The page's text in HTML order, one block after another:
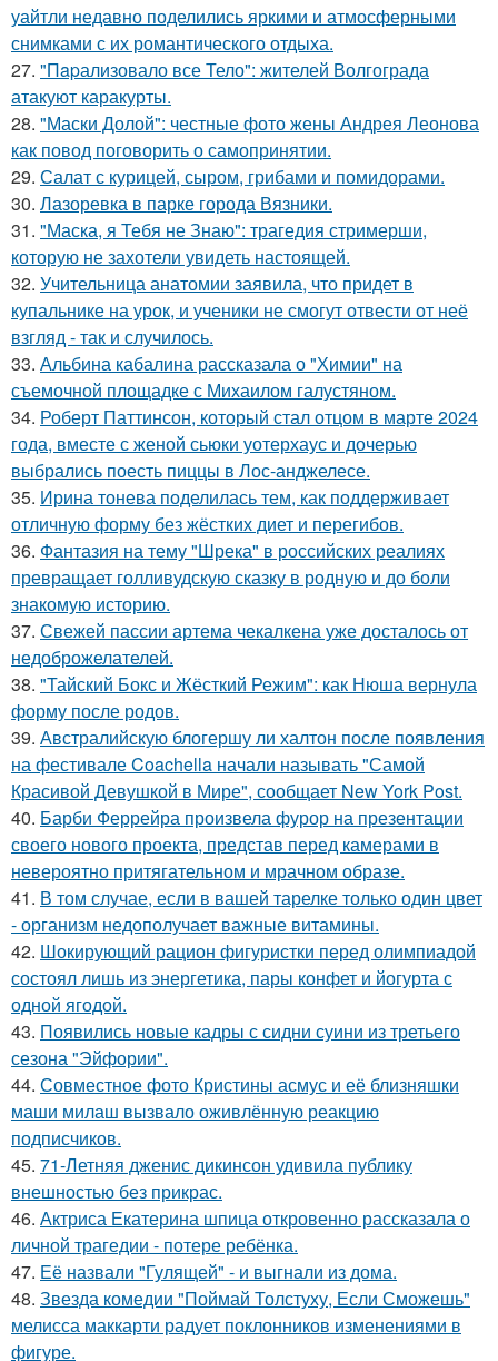
уайтли недавно поделились яркими и атмосферными
снимками с их романтического отдыха.
27. "Пapализовало все Тело": жителей Волгограда
атакуют каракурты.
28. "Маски Долой": честные фото жены Андрея Леонова
как повод поговорить о самопринятии.
29. Салат с курицей, сыром, грибами и помидорами.
30. Лазоревка в парке города Вязники.
31. "Маска, я Тебя не Знаю": трагедия стримерши,
которую не захотели увидеть настоящей.
32. Учительница анатомии заявила, что придет в
купальнике на урок, и ученики не смогут отвести от неё
взгляд - так и случилось.
33. Альбина кабалина рассказала о "Химии" на
съемочной площадке с Михаилом галустяном.
34. Роберт Паттинсон, который стал отцом в марте 2024
года, вместе с женой сьюки уотерхаус и дочерью
выбрались поесть пиццы в Лос-анджелесе.
35. Ирина тонева поделилась тем, как поддерживает
отличную форму без жёстких диет и перегибов.
36. Фантазия на тему "Шрека" в российских реалиях
превращает голливудскую сказку в родную и до боли
знакомую историю.
37. Свежей пассии артема чекалкена уже досталось от
недоброжелателей.
38. "Тайский Бокс и Жёсткий Режим": как Нюша вернула
форму после родов.
39. Австралийскую блогершу ли халтон после появления
на фестивале Coachella начали называть "Самой
Красивой Девушкой в Мире", сообщает New York Post.
40. Барби Феррейра произвела фурор на презентации
своего нового проекта, представ перед камерами в
невероятно притягательном и мрачном образе.
41. В том случае, если в вашей тарелке только один цвет
- организм недополучает важные витамины.
42. Шокирующий рацион фигуристки перед олимпиадой
состоял лишь из энергетика, пары конфет и йогурта с
одной ягодой.
43. Появились новые кадры с сидни суини из третьего
сезона "Эйфории".
44. Совместное фото Кристины асмус и её близняшки
маши милаш вызвало оживлённую реакцию
подписчиков.
45. 71-Летняя дженис дикинсон удивила публику
внешностью без прикрас.
46. Актриса Екатерина шпица откровенно рассказала о
личной трагедии - потере ребёнка.
47. Её назвали "Гулящей" - и выгнали из дома.
48. Звезда комедии "Поймай Толстуху, Если Сможешь"
мелисса маккарти радует поклонников изменениями в
фигуре.